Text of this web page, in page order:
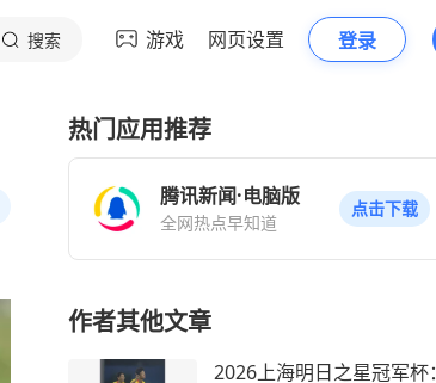
搜索 游戏 网页设置 登录
热门应用推荐
腾讯新闻·电脑版
全网热点早知道
点击下载
作者其他文章
2026上海明日之星冠军杯：